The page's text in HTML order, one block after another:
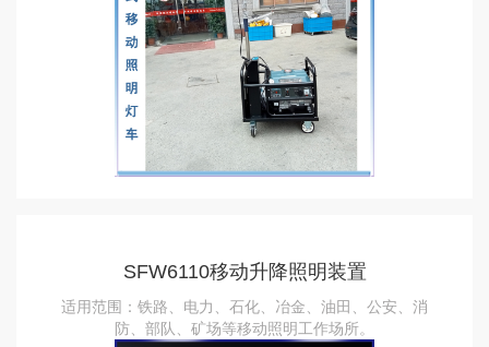
SFW6110移动升降照明装置
适用范围：铁路、电力、石化、冶金、油田、公安、消
防、部队、矿场等移动照明工作场所。